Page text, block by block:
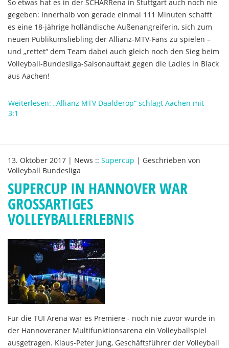
So etwas hat es in der SCHARRena in Stuttgart auch noch nie
gegeben: Innerhalb von gerade einmal 111 Minuten schafft
es eine 18-jährige holländische Außenangreiferin, sich zum
neuen Publikumsliebling der Allianz-MTV-Fans zu spielen –
und „rettet“ dem Team dabei auch gleich noch den Sieg beim
Volleyball-Bundesliga-Saisonauftakt gegen die Ladies in Black
aus Aachen!
Weiterlesen: „Allianz MTV Daalderop“ schlägt Aachen mit
3:1
13. Oktober 2017 | News :: Supercup | Geschrieben von
Volleyball Bundesliga
SUPERCUP IN HANNOVER WAR
GROSSARTIGES V
OLLEYBALLERLEBNIS
Für die TUI Arena war es Premiere - noch nie zuvor wurde in
der Hannoveraner Multifunktionsarena ein Volleyballspiel
ausgetragen. Klaus-Peter Jung, Geschäftsführer der Volleyball